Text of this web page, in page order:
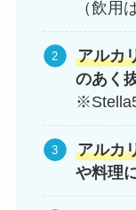
（飲用
アルカ
のあく
アルカ
や料理